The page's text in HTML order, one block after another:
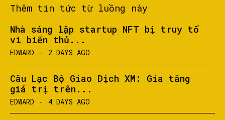
Thêm tin tức từ luồng này
Nhà sáng lập startup NFT bị truy tố
vì biển thủ...
EDWARD - 2 DAYS AGO
Câu Lạc Bộ Giao Dịch XM: Gia tăng
giá trị trên...
EDWARD - 4 DAYS AGO